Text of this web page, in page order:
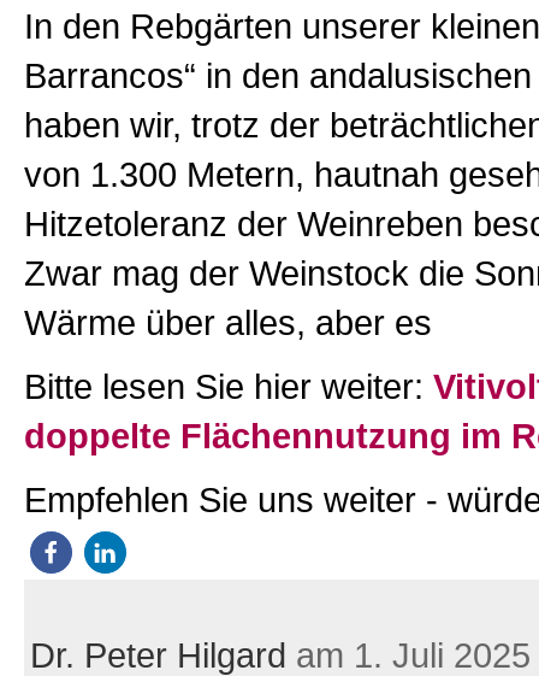
In den Rebgärten unserer
Barrancos“ in den
haben wir, trotz der
von 1.300 Metern, hautnah
Hitzetoleranz der Weinreben
Zwar mag der Weinstock die
Wärme über alles, aber es
Bitte lesen Sie hier weiter:
doppelte Flächennutzung im
Empfehlen Sie uns weiter -
Dr. Peter Hilgard am 1. Juli 2025